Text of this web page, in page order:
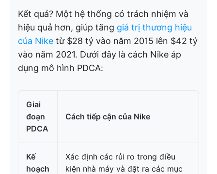
Kết quả? Một hệ thống có trách nhiệm và
hiệu quả hơn, giúp tăng giá trị thương hiệu
của Nike từ $28 tỷ vào năm 2015 lên $42 tỷ
vào năm 2021. Dưới đây là cách Nike áp
dụng mô hình PDCA:
Giai
đoạn
PDCA
Cách tiếp cận của Nike
Kế
hoạch
Xác định các rủi ro trong điều
kiện nhà máy và đặt ra các mục